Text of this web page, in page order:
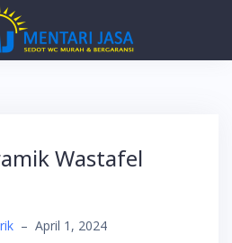
Wastafel
– April 1, 2024